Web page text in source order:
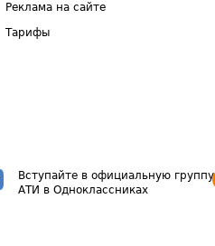
Реклама на сайте
Тарифы
Вступайте в официальную группу
АТИ в Одноклассниках